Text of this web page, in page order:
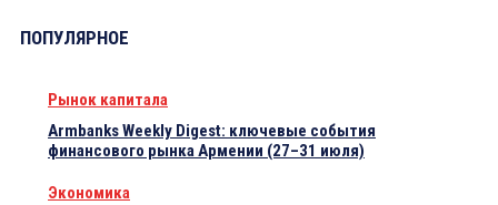
ПОПУЛЯРНОЕ
Рынок капитала
Armbanks Weekly Digest: ключевые события
финансового рынка Армении (27–31 июля)
Экономика